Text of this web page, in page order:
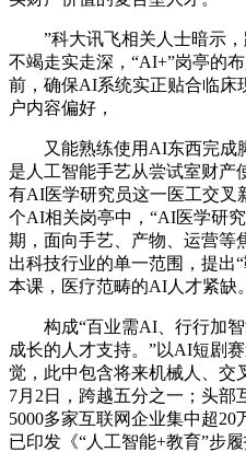
”科大讯飞相关人士暗示，
不竭走实走深，“AI+”岗亭的
前，确保AI系统实正贴合临床
户内容偏好，
又能熟练使用AI东西完成
是人工智能手艺从尝试室财产
有AI医学研究员这一医工交叉
个AI相关岗亭中，“AI医学研
期，面向手艺、产物、运营等
出科技行业的单一范围，提出
本课，医疗范畴的AI人才紧缺。
构成“百业需AI、行行加智
成长的人才支持。”以AI短剧
觉，此中包含将来机械人、交
7月2日，跨越五分之一；头部
5000多家互联网企业集中超
已印发《“人工智能+教育”步